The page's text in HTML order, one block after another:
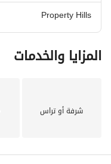
Property Hills
المزايا والخدمات
شرفة أو تراس